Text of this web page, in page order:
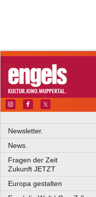
Newsletter.
News.
Fragen der Zeit
Zukunft JETZT
Europa gestalten